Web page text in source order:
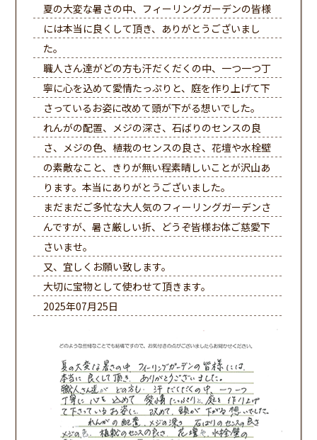
夏の大変な暑さの中、フィーリングガーデンの皆様
には本当に良くして頂き、ありがとうございまし
た。
職人さん達がどの方も汗だくだくの中、一つ一つ丁
寧に心を込めて愛情たっぷりと、庭を作り上げて下
さっているお姿に改めて頭が下がる想いでした。
れんがの配置、メジの深さ、石ばりのセンスの良
さ、メジの色、植栽のセンスの良さ、花壇や水栓壁
の素敵なこと、きりが無い程素晴しいことが沢山あ
ります。本当にありがとうございました。
まだまだご多忙な大人気のフィーリングガーデンさ
んですが、暑さ厳しい折、どうぞ皆様お体ご慈愛下
さいませ。
又、宜しくお願い致します。
大切に宝物として使わせて頂きます。
2025年07月25日